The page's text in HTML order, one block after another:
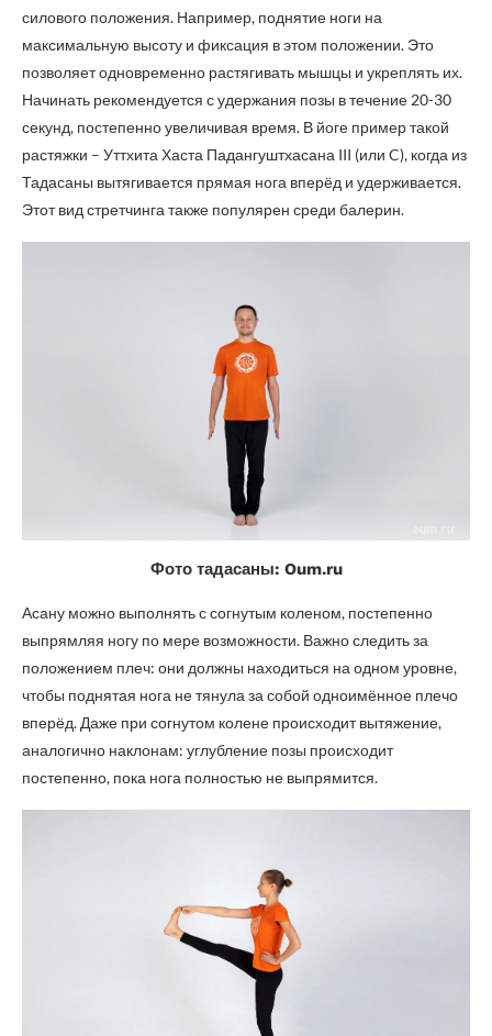
силового положения. Например, поднятие ноги на
максимальную высоту и фиксация в этом положении. Это
позволяет одновременно растягивать мышцы и укреплять их.
Начинать рекомендуется с удержания позы в течение 20-30
секунд, постепенно увеличивая время. В йоге пример такой
растяжки – Уттхита Хаста Падангуштхасана III (или C), когда из
Тадасаны вытягивается прямая нога вперёд и удерживается.
Этот вид стретчинга также популярен среди балерин.
Фото тадасаны: Oum.ru
Асану можно выполнять с согнутым коленом, постепенно
выпрямляя ногу по мере возможности. Важно следить за
положением плеч: они должны находиться на одном уровне,
чтобы поднятая нога не тянула за собой одноимённое плечо
вперёд. Даже при согнутом колене происходит вытяжение,
аналогично наклонам: углубление позы происходит
постепенно, пока нога полностью не выпрямится.